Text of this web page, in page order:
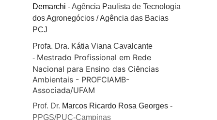
Demarchi -Agência Paulista de Tecnologia
dos Agronegócios / Agência das Bacias
PCJ
Profa. Dra. Kátia Viana Cavalcante
- Mestrado Profissional em Rede
Nacional para Ensino das Ciências
Ambientais - PROFCIAMB-
Associada/UFAM
Prof. Dr. Marcos Ricardo Rosa Georges -
PPGS/PUC-Campinas